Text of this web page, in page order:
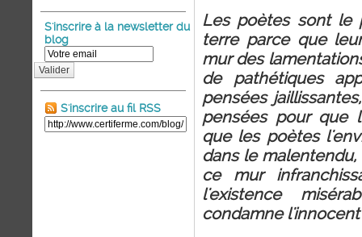
S'inscrire à la newsletter du
blog
Valider
S'inscrire au fil RSS
Les poètes sont le
terre parce que
mur des
de pathétiques
pensées
pensées pour que
que les poètes
dans le
ce mur
l'existence
condamne